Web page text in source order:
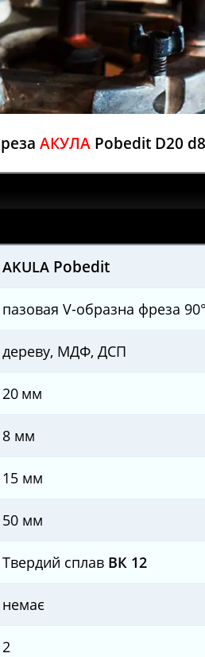
АКУЛА Pobedit D20 d8
AKULA Pobedit
пазовая V-образна фреза
дереву, МДФ, ДСП
20 мм
8 мм
15 мм
50 мм
Твердий сплав ВК 12
немає
2